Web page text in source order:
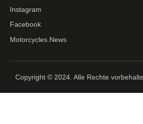
Instagram
Facebook
Motorcycles.News
Copyright © 2024. Alle Rechte